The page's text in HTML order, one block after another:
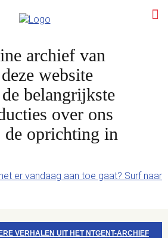
archief van
website
belangrijkste
over ons
de oprichting in
er vandaag aan toe gaat? Surf naar
VERHALEN UIT HET NTGENT-ARCHIEF